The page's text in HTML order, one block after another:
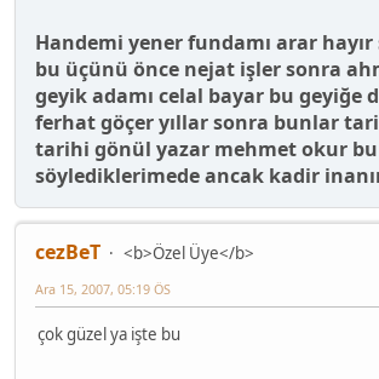
Handemi yener fundamı arar hayır
bu üçünü önce nejat işler sonra
geyik adamı celal bayar bu geyiğe
ferhat göçer yıllar sonra bunlar
tarihi gönül yazar mehmet okur bu
söylediklerimede ancak kadir
cezBeT
<b>Özel Üye</b>
Ara 15, 2007, 05:19 ÖS
çok güzel ya işte bu